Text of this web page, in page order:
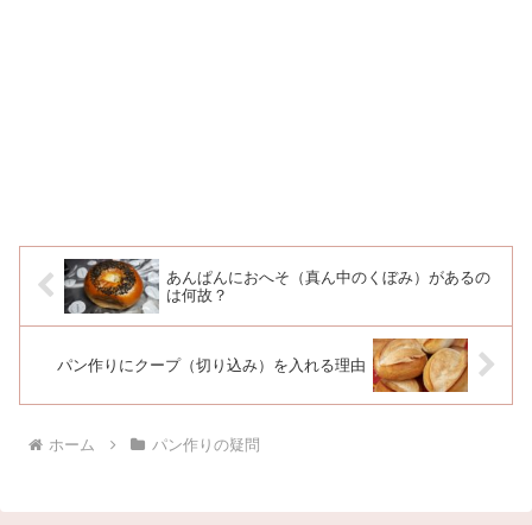
あんぱんにおへそ（真ん中のくぼみ）があるの
は何故？
パン作りにクープ（切り込み）を入れる理由
ホーム パン作りの疑問